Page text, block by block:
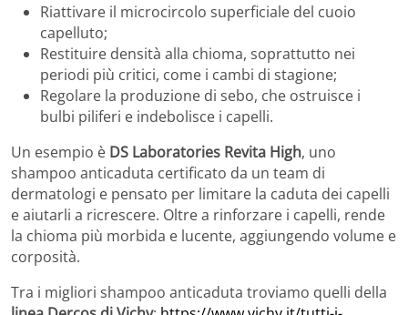
Riattivare il microcircolo superficiale del cuoio
capelluto;
Restituire densità alla chioma, soprattutto nei
periodi più critici, come i cambi di stagione;
Regolare la produzione di sebo, che ostruisce i
bulbi piliferi e indebolisce i capelli.
Un esempio è DS Laboratories Revita High, uno
shampoo anticaduta certificato da un team di
dermatologi e pensato per limitare la caduta dei capelli
e aiutarli a ricrescere. Oltre a rinforzare i capelli, rende
la chioma più morbida e lucente, aggiungendo volume e
corposità.
Tra i migliori shampoo anticaduta troviamo quelli della